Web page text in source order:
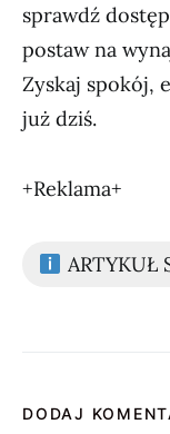
sprawdź
postaw na
Zyskaj spokój,
już dziś.
+Reklama+
ARTYKUŁ
DODAJ